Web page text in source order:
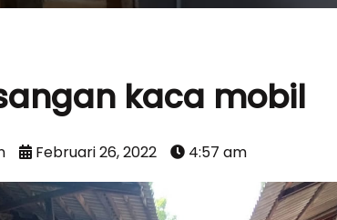
kaca mobil
Februari 26, 2022 4:57 am